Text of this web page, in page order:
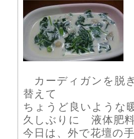
カーディガンを脱
替えて
ちょうど良いような
久しぶりに 液体肥
今日は、外で花壇の